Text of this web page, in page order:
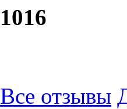
1016
Все отзывы